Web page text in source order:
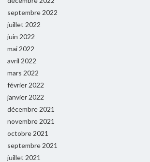
septembre 2022
juillet 2022
juin 2022
mai 2022
avril 2022
mars 2022
février 2022
janvier 2022
décembre 2021
novembre 2021
octobre 2021
septembre 2021
juillet 2021